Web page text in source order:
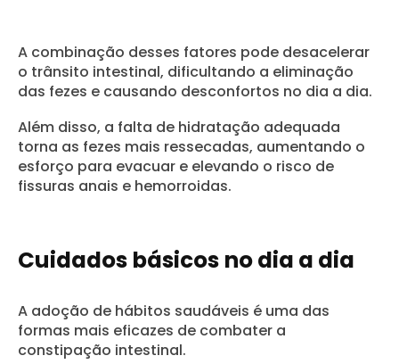
A combinação desses fatores pode desacelerar
o trânsito intestinal, dificultando a eliminação
das fezes e causando desconfortos no dia a dia.
Além disso, a falta de hidratação adequada
torna as fezes mais ressecadas, aumentando o
esforço para evacuar e elevando o risco de
fissuras anais e hemorroidas.
Cuidados básicos no dia a dia
A adoção de hábitos saudáveis é uma das
formas mais eficazes de combater a
constipação intestinal.